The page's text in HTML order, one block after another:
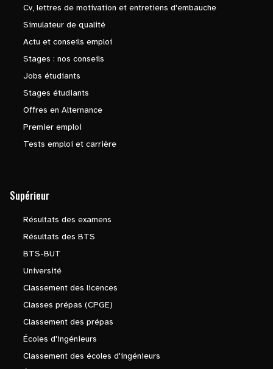
Cv, lettres de motivation et entretiens d'embauche
Simulateur de qualité
Actu et conseils emploi
Stages : nos conseils
Jobs étudiants
Stages étudiants
Offres en Alternance
Premier emploi
Tests emploi et carrière
Supérieur
Résultats des examens
Résultats des BTS
BTS-BUT
Université
Classement des licences
Classes prépas (CPGE)
Classement des prépas
Écoles d'ingénieurs
Classement des écoles d'ingénieurs